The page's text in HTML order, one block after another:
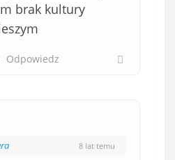
brak kultury
Odpowiedz
8 lat temu